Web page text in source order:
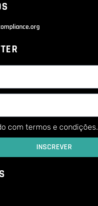
com termos e condições.
INSCREVER